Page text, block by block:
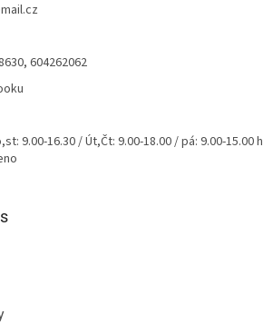
604262062
9.00-16.30 / Út,Čt: 9.00-18.00 / pá: 9.00-15.00 h